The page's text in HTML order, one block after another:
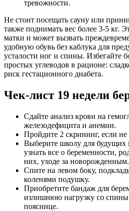
тревожности.
Не стоит посещать сауну или
также поднимать вес более 3-5 кг.
матки и может вызвать
удобную обувь без каблука для
усталости ног и спины. Избегайте
простых углеводов в рационе:
риск гестационного диабета.
Чек-лист 19 недели
Сдайте анализ крови на
железодефицита и анемии.
Пройдите 2 скрининг, если не
Выберите школу для будущих
узнать все о беременности,
них, уходе за новорожденным.
Спите на левом боку,
коленями подушку.
Приобретите бандаж для
излишнюю нагрузку со спины
пояснице.